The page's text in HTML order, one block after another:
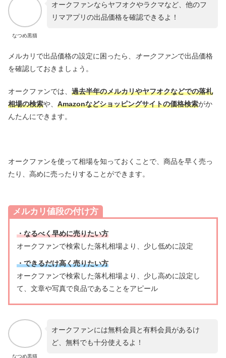
なつめ黒猫
オークファンならヤフオクやラクマなど、他のフ
リマアプリの出品価格を確認できるよ！
メルカリで出品価格の設定に困ったら、 オークファンで出品価格
を確認しておきましょう。
オークファンでは、 過去半年のメルカリやヤフオクなどでの落札
相場の検索や、 Amazonなどショッピングサイトの価格検索がか
んたんにできます。
オークファンを使って相場を知っておくことで、商品を早く売っ
たり、高めに売ったりすることができます。
メルカリ値段の付け方
・なるべく早めに売りたい方
オークファンで検索した落札相場より、少し低めに設定
・できるだけ高く売りたい方
オークファンで検索した落札相場より、少し高めに設定し
て、文章や写真で良品であることをアピール
なつめ黒猫
オークファンには無料会員と有料会員があるけ
ど、無料でも十分使えるよ！